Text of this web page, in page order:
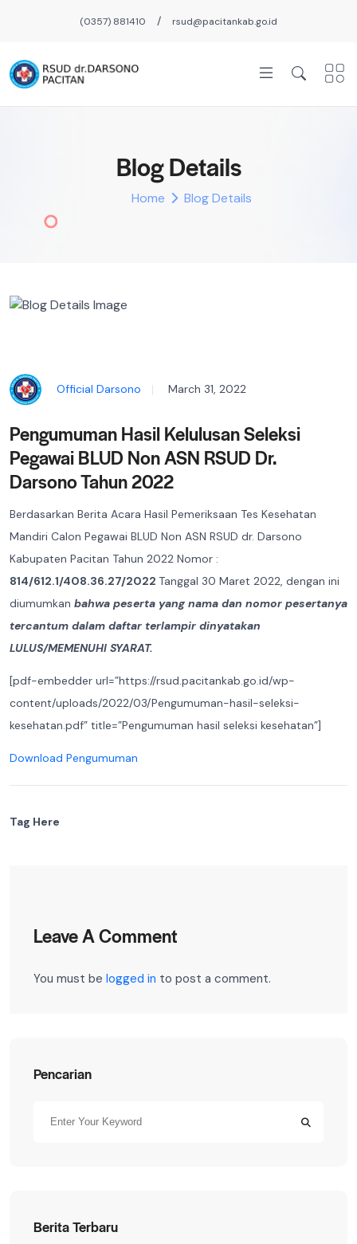
(0357) 881410 / rsud@pacitankab.go.id
Blog Details
Home Blog Details
Official Darsono March 31, 2022
Pengumuman Hasil Kelulusan Seleksi
Pegawai BLUD Non ASN RSUD Dr.
Darsono Tahun 2022
Berdasarkan Berita Acara Hasil Pemeriksaan Tes Kesehatan
Mandiri Calon Pegawai BLUD Non ASN RSUD dr. Darsono
Kabupaten Pacitan Tahun 2022 Nomor :
814/612.1/408.36.27/2022 Tanggal 30 Maret 2022, dengan ini
diumumkan bahwa peserta yang nama dan nomor pesertanya
tercantum dalam daftar terlampir dinyatakan
LULUS/MEMENUHI SYARAT.
[pdf-embedder url=”https://rsud.pacitankab.go.id/wp-
content/uploads/2022/03/Pengumuman-hasil-seleksi-
kesehatan.pdf” title=”Pengumuman hasil seleksi kesehatan”]
Download Pengumuman
Tag Here
Leave A Comment
You must be logged in to post a comment.
Pencarian
Berita Terbaru